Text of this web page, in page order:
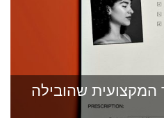
המקצועית שהובילה